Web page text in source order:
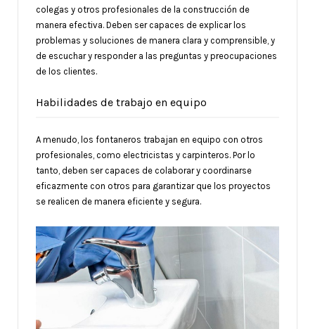
colegas y otros profesionales de la construcción de
manera efectiva. Deben ser capaces de explicar los
problemas y soluciones de manera clara y comprensible, y
de escuchar y responder a las preguntas y preocupaciones
de los clientes.
Habilidades de trabajo en equipo
A menudo, los fontaneros trabajan en equipo con otros
profesionales, como electricistas y carpinteros. Por lo
tanto, deben ser capaces de colaborar y coordinarse
eficazmente con otros para garantizar que los proyectos
se realicen de manera eficiente y segura.